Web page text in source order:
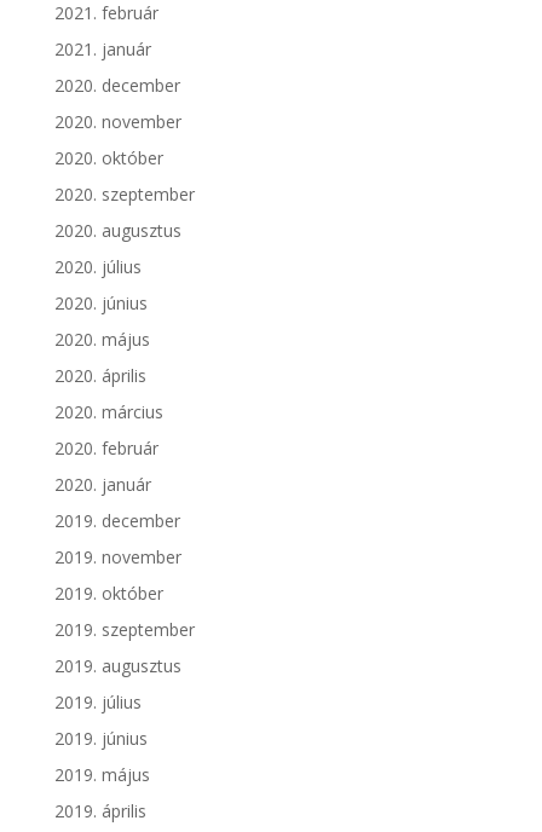
2021. február
2021. január
2020. december
2020. november
2020. október
2020. szeptember
2020. augusztus
2020. július
2020. június
2020. május
2020. április
2020. március
2020. február
2020. január
2019. december
2019. november
2019. október
2019. szeptember
2019. augusztus
2019. július
2019. június
2019. május
2019. április